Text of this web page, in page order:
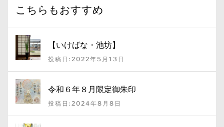
こちらもおすすめ
【いけばな・池坊】
投稿日:2022年5月13日
令和６年８月限定御朱印
投稿日:2024年8月8日